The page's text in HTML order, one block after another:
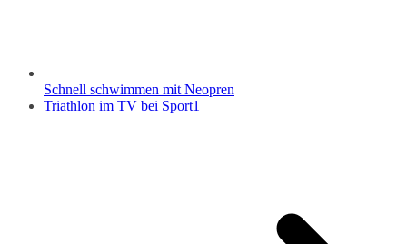
Schnell schwimmen mit Neopren
Triathlon im TV bei Sport1